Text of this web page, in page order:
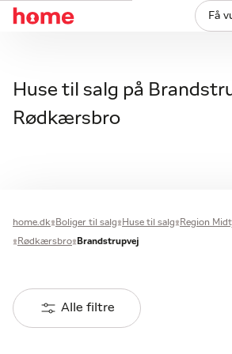
Få
Huse til salg på
Rødkærsbro
home.dk Boliger til salg Huse til salg Region
Rødkærsbro
Brandstrupvej
Alle filtre